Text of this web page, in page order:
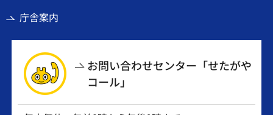
庁舎案内
お問い合わせセンター「せたがや
コール」